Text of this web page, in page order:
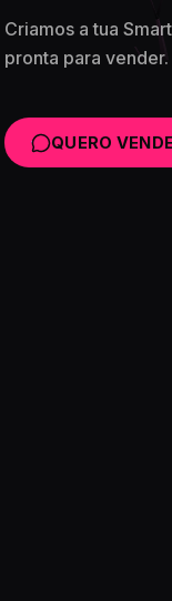
Criamos a tua
pronta para vender.
QUERO